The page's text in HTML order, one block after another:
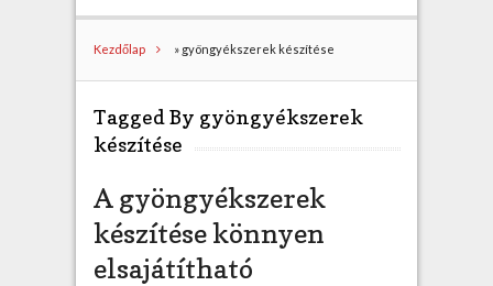
h
Kezdőlap » gyöngyékszerek készítése
Tagged By gyöngyékszerek
készítése
A gyöngyékszerek
készítése könnyen
elsajátítható